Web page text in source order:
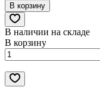
В корзину
В наличии на складе
В корзину